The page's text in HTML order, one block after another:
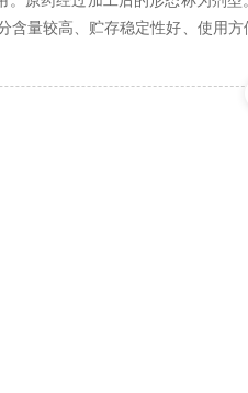
量较高、贮存稳定性好、使用方